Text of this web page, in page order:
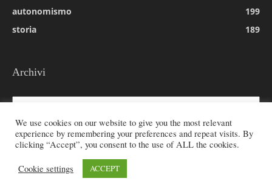
autonomismo
199
storia
189
Archivi
Archivi
© 2026 All rights reserved - Etnie -
We use cookies on our website to give you the most relevant
experience by remembering your preferences and repeat visits. By
clicking “Accept”, you consent to the use of ALL the cookies.
Cookie settings ACCEPT